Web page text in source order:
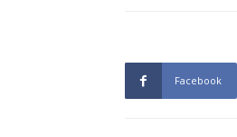
Facebook